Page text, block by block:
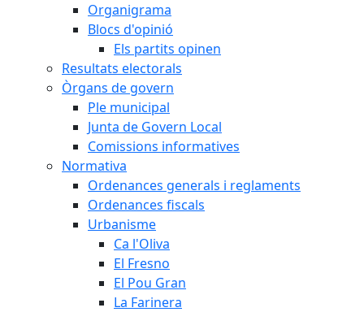
Organigrama
Blocs d'opinió
Els partits opinen
Resultats electorals
Òrgans de govern
Ple municipal
Junta de Govern Local
Comissions informatives
Normativa
Ordenances generals i reglaments
Ordenances fiscals
Urbanisme
Ca l'Oliva
El Fresno
El Pou Gran
La Farinera